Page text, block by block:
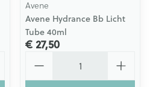
Avene
Avene Hydrance Bb Licht
Tube 40ml
€ 27,50